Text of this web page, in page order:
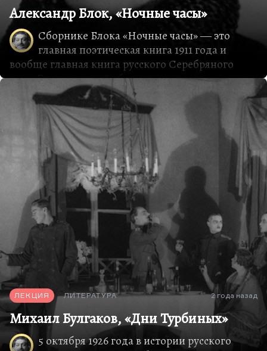
Александр Блок, «Ночные часы»
Сборнике Блока «Ночные часы» ― это
главная поэтическая книга 1911 года и
вообще главная книга русского Серебряного
века. Это четвертый сборник его лирики,
вышедший в «Мусагете» в год, когда Блоку
исполнился 31 год, самый мрачный сборник и
при этом самый популярный. Во всяком случае,
Чуковский вспоминает, что однажды
Маяковский прочел ему во время прогулки по
Куоккале весь этот сборник ровно в том порядке,
как стихи были в нем расположены. Весь его
наизусть знал Леонид Андреев, сам Чуковский
бредил этим сборником.
Нужно вообще сказать, что Блок в это время,
после 1911 года, становится, вероятно, и
заслуженно, самым популярным русским
поэтом, чье лидерство несомненно. Это
признавали даже…
ЛЕКЦИЯ ЛИТЕРАТУРА 2 года назад
Михаил Булгаков, «Дни Турбиных»
5 октября 1926 года в истории русского